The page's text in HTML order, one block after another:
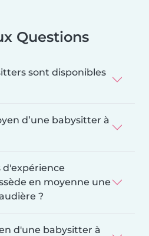
Questions
sont disponibles
d’une babysitter à
d'expérience
en moyenne une
?
d'une babysitter à